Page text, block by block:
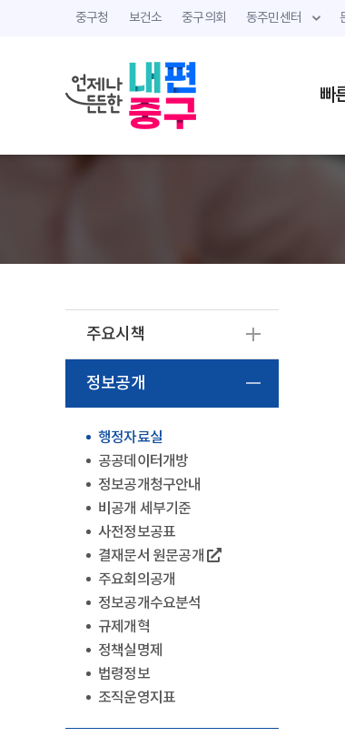
중구청 보건소 중구의회 동주민센터
빠
주요시책
정보공개
행정자료실
공공데이터개방
정보공개청구안내
비공개 세부기준
사전정보공표
결재문서 원문공개
주요회의공개
정보공개수요분석
규제개혁
정책실명제
법령정보
조직운영지표